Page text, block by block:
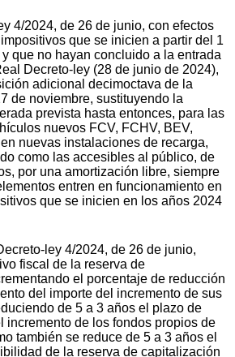
4/2024, de 26 de junio, con efectos
que se inicien a partir del 1
que no hayan concluido a la entrada
Decreto-ley (28 de junio de 2024),
adicional decimoctava de la
de noviembre, sustituyendo la
prevista hasta entonces, para las
nuevos FCV, FCHV, BEV,
nuevas instalaciones de recarga,
como las accesibles al público, de
por una amortización libre, siempre
entren en funcionamiento en
que se inicien en los años 2024
ley 4/2024, de 26 de junio,
fiscal de la reserva de
el porcentaje de reducción
del importe del incremento de sus
de 5 a 3 años el plazo de
incremento de los fondos propios de
también se reduce de 5 a 3 años el
de la reserva de capitalización